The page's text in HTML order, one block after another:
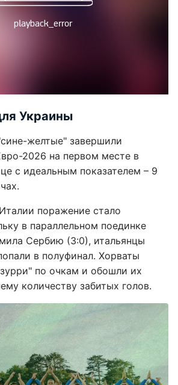
Украины
желтые" завершили
2026 на первом месте в
с идеальным показателем – 9
поражение стало
в параллельном поединке
Сербию (3:0), итальянцы
в полуфинал. Хорваты
по очкам и обошли их
количеству забитых голов.